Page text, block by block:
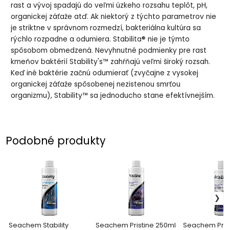
rast a vývoj spadajú do veľmi úzkeho rozsahu teplôt, pH,
organickej záťaže atď. Ak niektorý z týchto parametrov nie
je striktne v správnom rozmedzí, bakteriálna kultúra sa
rýchlo rozpadne a odumiera. Stabilita® nie je týmto
spôsobom obmedzená. Nevyhnutné podmienky pre rast
kmeňov baktérií Stability's™ zahŕňajú veľmi široký rozsah.
Keď iné baktérie začnú odumierať (zvyčajne z vysokej
organickej záťaže spôsobenej nezistenou smrťou
organizmu), Stability™ sa jednoducho stane efektívnejším.
Podobné produkty
Seachem Stability
Seachem Pristine 250ml
Seachem